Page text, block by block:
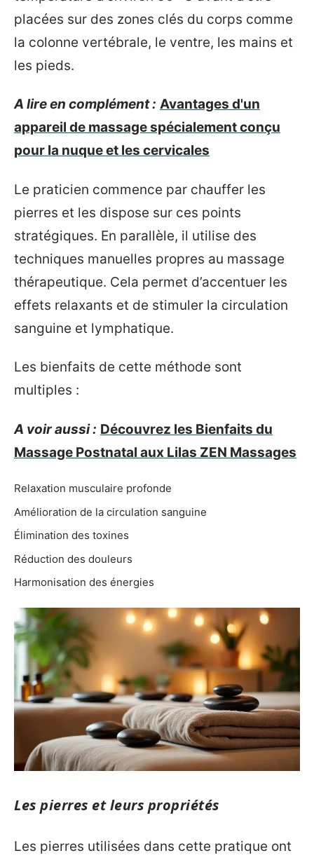
placées sur des zones clés du corps comme
la colonne vertébrale, le ventre, les mains et
les pieds.
A lire en complément : Avantages d'un
appareil de massage spécialement conçu
pour la nuque et les cervicales
Le praticien commence par chauffer les
pierres et les dispose sur ces points
stratégiques. En parallèle, il utilise des
techniques manuelles propres au massage
thérapeutique. Cela permet d’accentuer les
effets relaxants et de stimuler la circulation
sanguine et lymphatique.
Les bienfaits de cette méthode sont
multiples :
A voir aussi : Découvrez les Bienfaits du
Massage Postnatal aux Lilas ZEN Massages
Relaxation musculaire profonde
Amélioration de la circulation sanguine
Élimination des toxines
Réduction des douleurs
Harmonisation des énergies
Les pierres et leurs propriétés
Les pierres utilisées dans cette pratique ont